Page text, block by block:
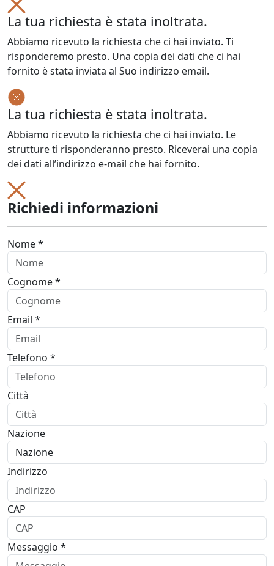
La tua richiesta è stata inoltrata.
Abbiamo ricevuto la richiesta che ci hai inviato. Ti
risponderemo presto. Una copia dei dati che ci hai
fornito è stata inviata al Suo indirizzo email.
La tua richiesta è stata inoltrata.
Abbiamo ricevuto la richiesta che ci hai inviato. Le
strutture ti risponderanno presto. Riceverai una copia
dei dati all’indirizzo e-mail che hai fornito.
Richiedi informazioni
Nome *
Cognome *
Email *
Telefono *
Città
Nazione
Indirizzo
CAP
Messaggio *